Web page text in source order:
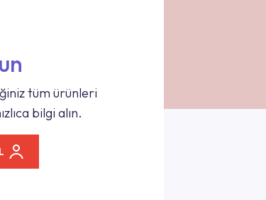
tüm ürünleri
bilgi alın.